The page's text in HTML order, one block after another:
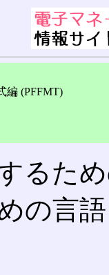
編 (PFFMT)
るた
の言